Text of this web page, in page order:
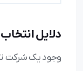
دلایل
وجود یک شرکت